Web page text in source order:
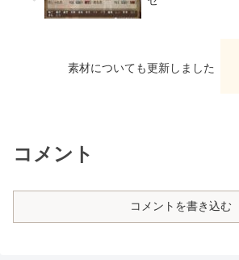
素材についても更新しました
コメント
コメントを書き込む